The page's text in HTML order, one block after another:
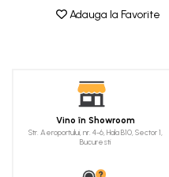
Trunchiuri semicoloane
Panouri decorative
Cadru de arc
Fronton
Adauga la Favorite
Vino în Showroom
Str. Aeroportului, nr. 4-6, Hala B10, Sector 1,
Bucuresti